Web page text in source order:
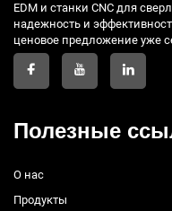
EDM и станки CNC для
надежность и
ценовое предложение уже
Полезные
О нас
Продукты